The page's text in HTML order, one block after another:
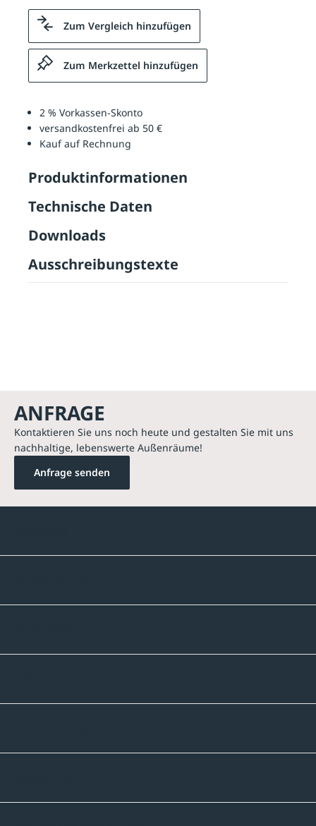
Zum Vergleich hinzufügen
Zum Merkzettel hinzufügen
2 % Vorkassen-Skonto
versandkostenfrei ab 50 €
Kauf auf Rechnung
Produktinformationen
Technische Daten
Downloads
Ausschreibungstexte
ANFRAGE
Kontaktieren Sie uns noch heute und gestalten Sie mit uns
nachhaltige, lebenswerte Außenräume!
Anfrage senden